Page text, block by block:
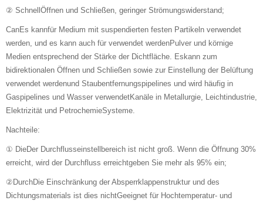
② SchnellÖffnen und Schließen, geringer Strömungswiderstand;
CanEs kannfür Medium mit suspendierten festen Partikeln verwendet
werden, und es kann auch für verwendet werdenPulver und körnige
Medien entsprechend der Stärke der Dichtfläche. Eskann zum
bidirektionalen Öffnen und Schließen sowie zur Einstellung der Belüftung
verwendet werdenund Staubentfernungspipelines und wird häufig in
Gaspipelines und Wasser verwendetKanäle in Metallurgie, Leichtindustrie,
Elektrizität und PetrochemieSysteme.
Nachteile:
① DieDer Durchflusseinstellbereich ist nicht groß. Wenn die Öffnung 30%
erreicht, wird der Durchfluss erreichtgeben Sie mehr als 95% ein;
②DurchDie Einschränkung der Absperrklappenstruktur und des
Dichtungsmaterials ist dies nichtGeeignet für Hochtemperatur- und